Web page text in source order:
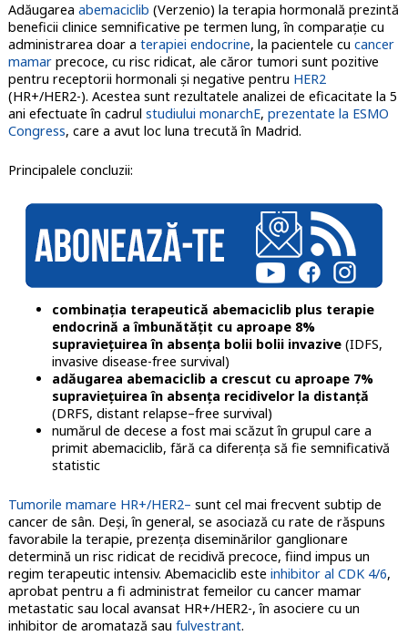
Adăugarea abemaciclib (Verzenio) la terapia hormonală prezintă
beneficii clinice semnificative pe termen lung, în comparație cu
administrarea doar a terapiei endocrine, la pacientele cu cancer
mamarprecoce, cu risc ridicat, ale căror tumori sunt pozitive
pentru receptorii hormonali și negative pentru HER2
(HR+/HER2-). Acestea sunt rezultatele analizei de eficacitate la 5
ani efectuate în cadrul studiului monarchE, prezentate la ESMO
Congress, care a avut loc luna trecută în Madrid.
Principalele concluzii:
combinația terapeutică abemaciclib plus terapie
endocrină a îmbunătățit cu aproape 8%
supraviețuirea în absența bolii bolii invazive(IDFS,
invasive disease-free survival)
adăugarea abemaciclib a crescut cu aproape 7%
supraviețuirea în absența recidivelor la distanță
(DRFS, distant relapse–free survival)
numărul de decese a fost mai scăzut în grupul care a
primit abemaciclib, fără ca diferența să fie semnificativă
statistic
Tumorile mamare HR+/HER2– sunt cel mai frecvent subtip de
cancer de sân. Deși, în general, se asociază cu rate de răspuns
favorabile la terapie, prezența diseminărilor ganglionare
determină un risc ridicat de recidivă precoce, fiind impus un
regim terapeutic intensiv. Abemaciclib este inhibitor al CDK 4/6,
aprobat pentru a fi administrat femeilor cu cancer mamar
metastatic sau local avansat HR+/HER2-, în asociere cu un
inhibitor de aromatază sau fulvestrant.